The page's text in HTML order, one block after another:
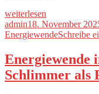
„Fernwärme:
Ein
neues
weiterlesen
Autor
adminVeröffentlicht
am
18. November
EnergiewendeSchreibe
Energiewende
Schlimmer als